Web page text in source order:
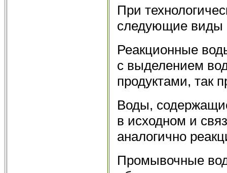
При
следующие виды
Реакционные
с выделением
продуктами, так
Воды,
в исходном и
аналогично
Промывочные